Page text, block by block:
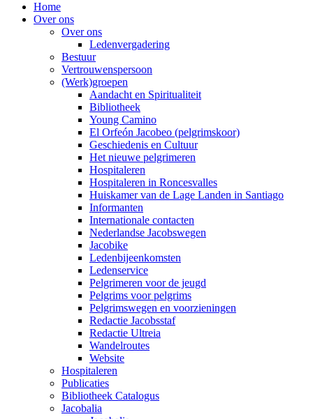
Home
Over ons
Over ons
Ledenvergadering
Bestuur
Vertrouwenspersoon
(Werk)groepen
Aandacht en Spiritualiteit
Bibliotheek
Young Camino
El Orfeón Jacobeo (pelgrimskoor)
Geschiedenis en Cultuur
Het nieuwe pelgrimeren
Hospitaleren
Hospitaleren in Roncesvalles
Huiskamer van de Lage Landen in Santiago
Informanten
Internationale contacten
Nederlandse Jacobswegen
Jacobike
Ledenbijeenkomsten
Ledenservice
Pelgrimeren voor de jeugd
Pelgrims voor pelgrims
Pelgrimswegen en voorzieningen
Redactie Jacobsstaf
Redactie Ultreia
Wandelroutes
Website
Hospitaleren
Publicaties
Bibliotheek Catalogus
Jacobalia